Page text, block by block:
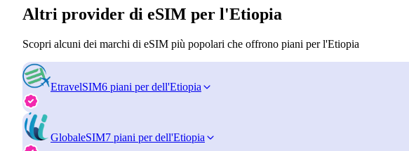
Altri provider di eSIM per l'Etiopia
Scopri alcuni dei marchi di eSIM più popolari che offrono piani per l'Etiopia
EtravelSIM6 piani per dell'Etiopia
GlobaleSIM7 piani per dell'Etiopia